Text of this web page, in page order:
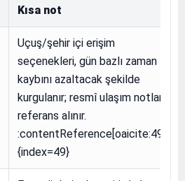
Kısa not
Uçuş/şehir içi erişim
seçenekleri, gün bazlı zaman
kaybını azaltacak şekilde
kurgulanır; resmî ulaşım notları
referans alınır.
:contentReference[oaicite:49]
{index=49}